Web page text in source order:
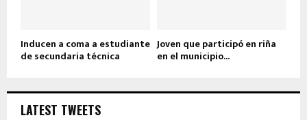
Inducen a coma a estudiante
de secundaria técnica
Joven que participó en riña
en el municipio...
LATEST TWEETS